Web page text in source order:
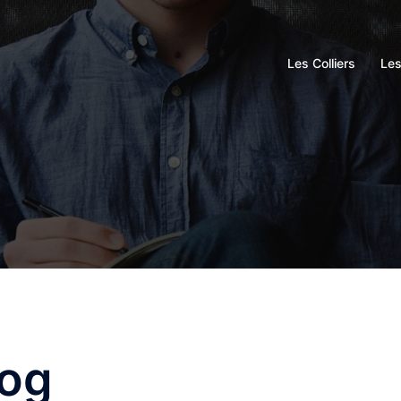
Les Colliers